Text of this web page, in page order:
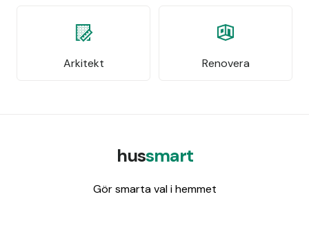
Arkitekt Renovera
hussmart
Gör smarta val i hemmet